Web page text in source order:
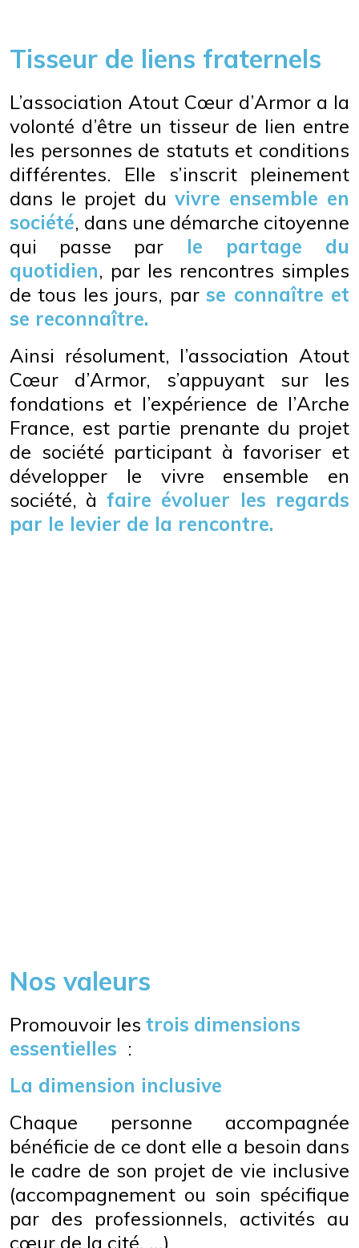
Tisseur de liens fraternels
L’association Atout Cœur d’Armor a la
volonté d’être un tisseur de lien entre
les personnes de statuts et conditions
différentes. Elle s’inscrit pleinement
dans le projet du vivre ensemble en
société, dans une démarche citoyenne
qui passe par le partage du
quotidien, par les rencontres simples
de tous les jours, parse connaître et
se reconnaître.
Ainsi résolument, l’association Atout
Cœur d’Armor, s’appuyant sur les
fondations et l’expérience de l’Arche
France, est partie prenante du projet
de société participant à favoriser et
développer le vivre ensemble en
société, à faire évoluer les regards
par le levier de la rencontre.
Nos valeurs
Promouvoir les trois dimensions
essentielles :
La dimension inclusive
Chaque personne accompagnée
bénéficie de ce dont elle a besoin dans
le cadre de son projet de vie inclusive
(accompagnement ou soin spécifique
par des professionnels, activités au
cœur de la cité, ...)